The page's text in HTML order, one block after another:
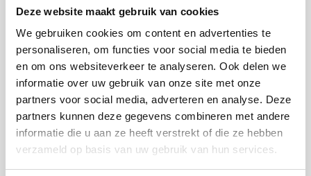
Deze website maakt gebruik van cookies
We gebruiken cookies om content en advertenties te
personaliseren, om functies voor social media te bieden
en om ons websiteverkeer te analyseren. Ook delen we
informatie over uw gebruik van onze site met onze
partners voor social media, adverteren en analyse. Deze
partners kunnen deze gegevens combineren met andere
informatie die u aan ze heeft verstrekt of die ze hebben
verzameld op basis van uw gebruik van hun services.
sector. Door die enorme groei worden er steeds
meer eisen aan delogistieke processengeteld.
Logistieke ketens worden ook steeds groter. De
logistieke sector van de e-commerce noemen
we ook wel e-logistics. Zeker voor startende
ondernemers vormt dit een grote uitdaging. De
logistieke verwerking van online verkopen laten
meer en meer ondernemers dan ook over aan
e-fulfilment bedrijven. Deze dragen zorgen voor